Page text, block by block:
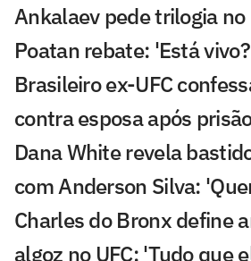
Ankalaev pede trilogia no
Poatan rebate: 'Está
Brasileiro ex-UFC
contra esposa após
Dana White revela
com Anderson Silva:
Charles do Bronx define
algoz no UFC: 'Tudo que